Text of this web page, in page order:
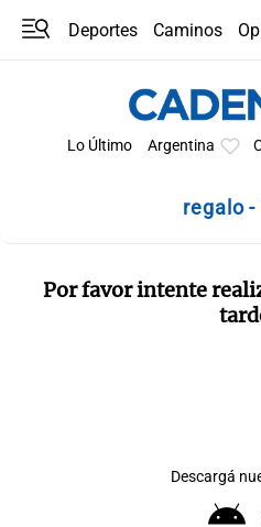
Deportes Caminos
Lo Último Argentina
regalo
Por favor intente
Descargá